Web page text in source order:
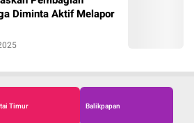
Diminta Aktif Melapor
Timur Balikpapan